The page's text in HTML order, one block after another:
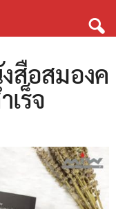
สือสมองค
ร็จ